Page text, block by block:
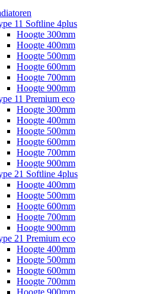
11 Softline 4plus
Hoogte 300mm
Hoogte 400mm
Hoogte 500mm
Hoogte 600mm
Hoogte 700mm
Hoogte 900mm
11 Premium eco
Hoogte 300mm
Hoogte 400mm
Hoogte 500mm
Hoogte 600mm
Hoogte 700mm
Hoogte 900mm
21 Softline 4plus
Hoogte 400mm
Hoogte 500mm
Hoogte 600mm
Hoogte 700mm
Hoogte 900mm
21 Premium eco
Hoogte 400mm
Hoogte 500mm
Hoogte 600mm
Hoogte 700mm
Hoogte 900mm